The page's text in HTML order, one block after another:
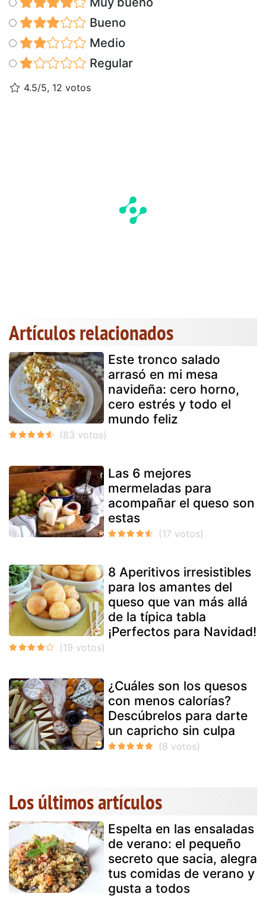
Bueno
Medio
Regular
4.5/5, 12 votos
Artículos relacionados
Este tronco salado
arrasó en mi mesa
navideña: cero horno,
cero estrés y todo el
mundo feliz
Las 6 mejores
mermeladas para
acompañar el queso son
estas
8 Aperitivos irresistibles
para los amantes del
queso que van más allá
de la típica tabla
¡Perfectos para Navidad!
¿Cuáles son los quesos
con menos calorías?
Descúbrelos para darte
un capricho sin culpa
Los últimos artículos
Espelta en las ensaladas
de verano: el pequeño
secreto que sacia, alegra
tus comidas de verano y
gusta a todos